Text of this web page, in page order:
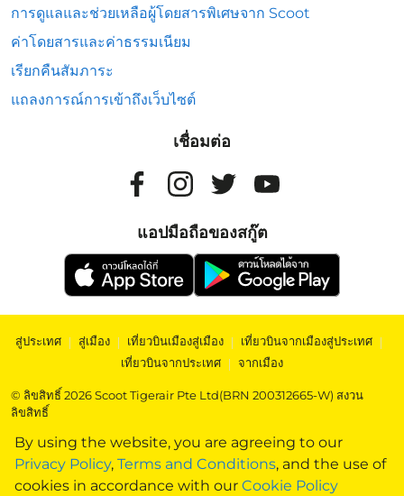
By using the website, you are agreeing to our
Privacy Policy, Terms and Conditions, and the use of
cookies in accordance with our Cookie Policy
การดูแลและช่วยเหลือผู้โดยสารพิเศษจาก Scoot
ค่าโดยสารและค่าธรรมเนียม
เรียกคืนสัมภาระ
แถลงการณ์การเข้าถึงเว็บไซต์
เชื่อมต่อ
แอปมือถือของสกู๊ต
สู่ประเทศ | สู่เมือง | เที่ยวบินเมืองสู่เมือง | เที่ยวบินจากเมืองสู่ประเทศ |
เที่ยวบินจากประเทศ | จากเมือง
© ลิขสิทธิ์ 2026 Scoot Tigerair Pte Ltd(BRN 200312665-W) สงวน
ลิขสิทธิ์